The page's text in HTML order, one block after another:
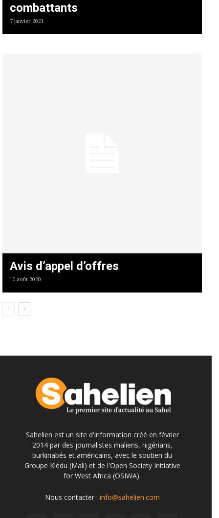
combattants
7 janvier 2021
Avis d’appel d’offres
10 août 2020
Sahelien est un site d'information créé en février
2014 par des journalistes maliens, nigérians,
burkinabés et américains, avec le soutien du
Groupe Klédu (Mali) et de l'Open Society Initiative
for West Africa (OSIWA).
Nous contacter : info@sahelien.com